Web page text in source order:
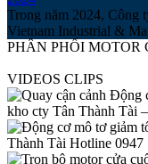
Trong năm 2024, Công
Vietnam Industrial &
PHÂN PHỐI MOTOR
VIDEOS CLIPS